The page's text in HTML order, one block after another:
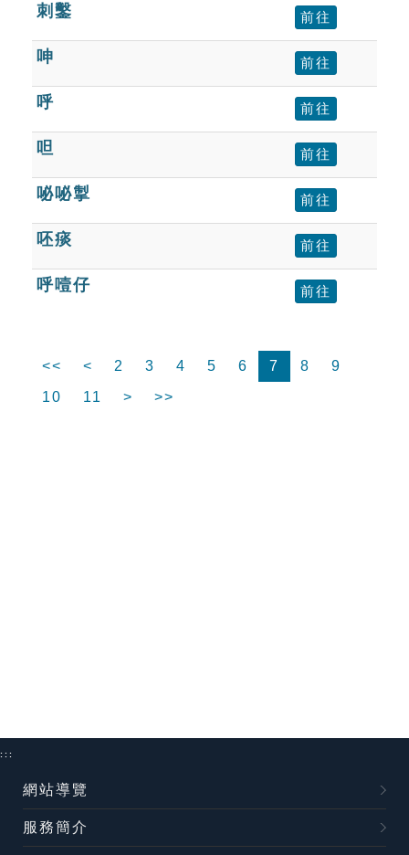
貓頭鷹博士
刺鑿 前往
呻 前往
呼 前往
呾 前往
咇咇掣 前往
呸痰 前往
呼噎仔 前往
<< < 2 3 4 5 6 7 8
9
10
11 > >>
:::
網站導覽
服務簡介